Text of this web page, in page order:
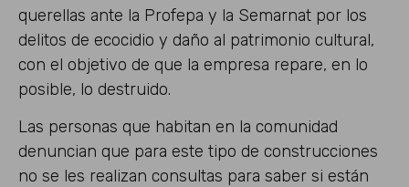
querellas ante la Profepa y la Semarnat por los
delitos de ecocidio y daño al patrimonio cultural,
con el objetivo de que la empresa repare, en lo
posible, lo destruido.
Las personas que habitan en la comunidad
denuncian que para este tipo de construcciones
no se les realizan consultas para saber si están